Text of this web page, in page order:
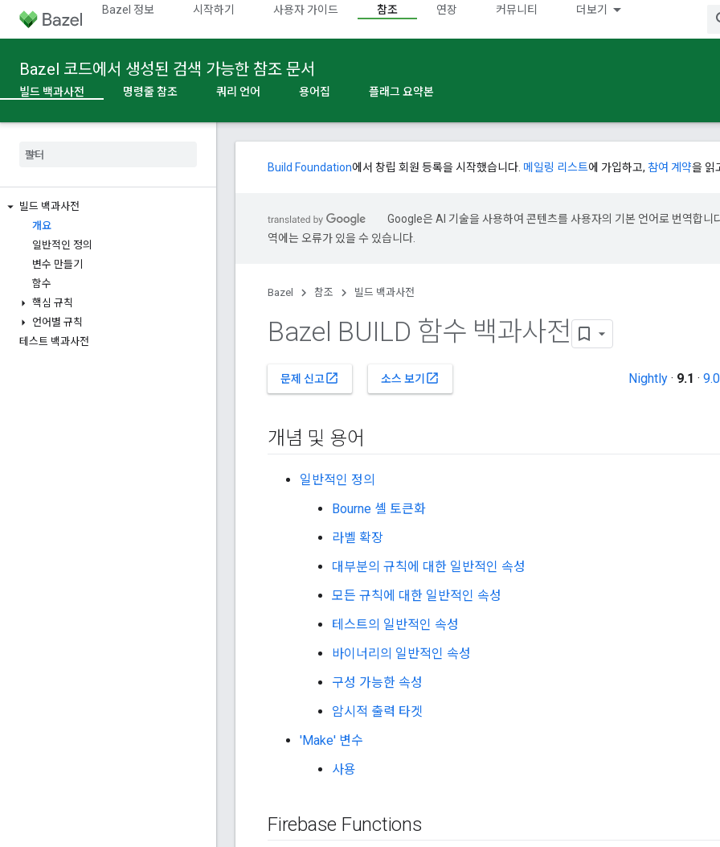
Bazel 정보 시작하기 사용자 가이드 참조 연장 커뮤니티 더보기
Bazel 코드에서 생성된 검색 가능한 참조 문서
빌드 백과사전 명령줄 참조 쿼리 언어 용어집 플래그 요약본
빌드 백과사전
개요
일반적인 정의
변수 만들기
함수
핵심 규칙
언어별 규칙
테스트 백과사전
Build Foundation에서 창립 회원 등록을 시작했습니다. 메일링 리스트에 가입하고, 참여 계약을 읽
Google은 AI 기술을 사용하여 콘텐츠를 사용자의 기본 언어로 번역합니
역에는 오류가 있을 수 있습니다.
Bazel 참조 빌드 백과사전
Bazel BUILD 함수 백과사전
문제 신고open_in_new 소스 보기 open_in_new Nightly · 9.1 · 9.0
개념 및 용어
일반적인 정의
Bourne 셸 토큰화
라벨 확장
대부분의 규칙에 대한 일반적인 속성
모든 규칙에 대한 일반적인 속성
테스트의 일반적인 속성
바이너리의 일반적인 속성
구성 가능한 속성
암시적 출력 타겟
'Make' 변수
사용
Firebase Functions